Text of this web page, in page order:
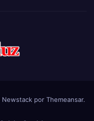
Newstackpor Themeansar.